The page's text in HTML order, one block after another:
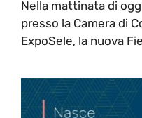
Nella mattinata di
presso la Camera di
ExpoSele, la nuova